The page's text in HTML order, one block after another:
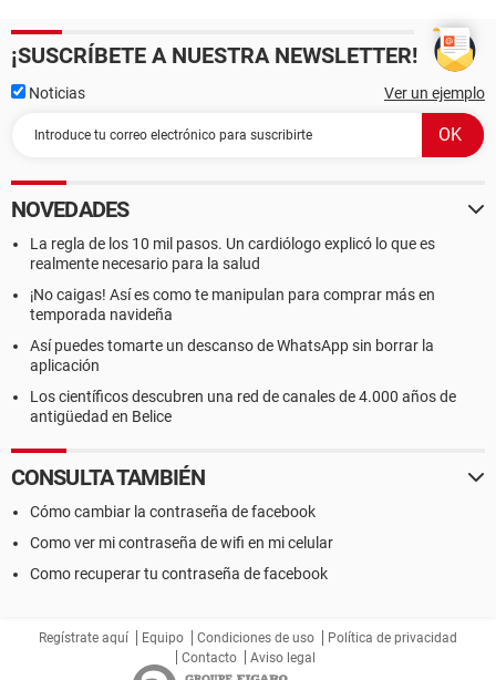
¡SUSCRÍBETE A NUESTRA NEWSLETTER!
Noticias Ver un ejemplo
NOVEDADES
La regla de los 10 mil pasos. Un cardiólogo explicó lo que es
realmente necesario para la salud
¡No caigas! Así es como te manipulan para comprar más en
temporada navideña
Así puedes tomarte un descanso de WhatsApp sin borrar la
aplicación
Los científicos descubren una red de canales de 4.000 años de
antigüedad en Belice
CONSULTA TAMBIÉN
Cómo cambiar la contraseña de facebook
Como ver mi contraseña de wifi en mi celular
Como recuperar tu contraseña de facebook
Regístrate aquí Equipo Condiciones de uso
Política de privacidad
Contacto
Aviso legal